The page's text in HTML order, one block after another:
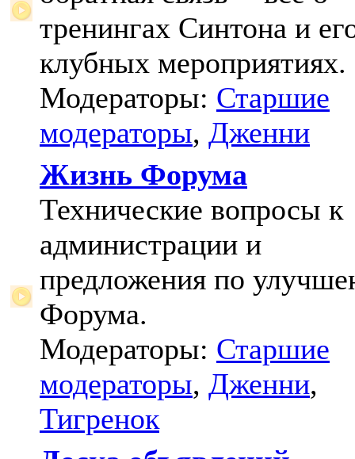
тренингах Синтона и
клубных мероприятиях.
Модераторы: Старшие
модераторы, Дженни
Жизнь Форума
Технические вопросы к
администрации и
предложения по
Форума.
Модераторы: Старшие
модераторы, Дженни,
Тигренок